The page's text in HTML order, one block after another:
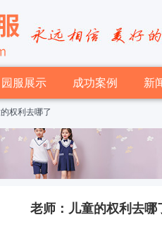
园服展示 成功案例 新
权利去哪了
老师：儿童的权利去哪